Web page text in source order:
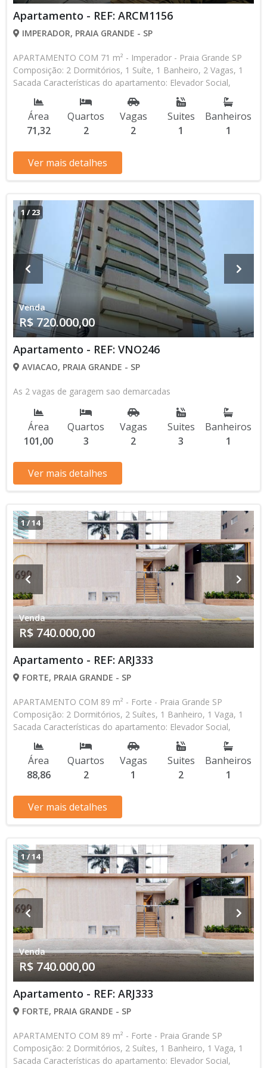
Apartamento - REF: ARCM1156
IMPERADOR, PRAIA GRANDE - SP
APARTAMENTO COM 71 m² - Imperador - Praia Grande SP
Composição: 2 Dormitórios, 1 Suíte, 1 Banheiro, 2 Vagas, 1
Sacada Características do apartamento: Elevador Social,
Elevador de Serviço, Acessibilidade, Circuito Fechado TV,
Piscina, Sauna, Salão de Jogos, Salão de Festas, Espaço Kids,
Espaço Gourmet, Academia, Churrasqueira, Predio Frente
Mar Aceita Financiamento Direto com a Construtora
Parcelas Mensais de R$ 3.973,12 R$ 102.165,90 Entrega das
Chaves R$ 681.106,00 valor Total * Os valores e
Área
71,32
Quartos
2
Vagas
2
Suites
1
Banheiros
1
Ver mais detalhes
1/23
Venda
R$ 720.000,00
Apartamento - REF: VNO246
AVIACAO, PRAIA GRANDE - SP
As 2 vagas de garagem sao demarcadas
Área
101,00
Quartos
3
Vagas
2
Suites
3
Banheiros
1
Ver mais detalhes
1/14
Venda
R$ 740.000,00
Apartamento - REF: ARJ333
FORTE, PRAIA GRANDE - SP
APARTAMENTO COM 89 m² - Forte - Praia Grande SP
Composição: 2 Dormitórios, 2 Suítes, 1 Banheiro, 1 Vaga, 1
Sacada Características do apartamento: Elevador Social,
Elevador de Serviço, Acessibilidade, Água Individual, Piscina,
Salão de Jogos, Salão de Festas, Academia Aceita
Financiamento Bancário Lançamento, Pronto para Morar
Entrada de R$ 74.000,00 R$ 740.000,00 valor Total * Os
aviso. Favor verificar entrando em contato com nossa equipe
Área
88,86
Quartos
2
Vagas
1
Suites
2
Banheiros
1
Ver mais detalhes
1/14
Venda
R$ 740.000,00
Apartamento - REF: ARJ333
FORTE, PRAIA GRANDE - SP
APARTAMENTO COM 89 m² - Forte - Praia Grande SP
Composição: 2 Dormitórios, 2 Suítes, 1 Banheiro, 1 Vaga, 1
Sacada Características do apartamento: Elevador Social,